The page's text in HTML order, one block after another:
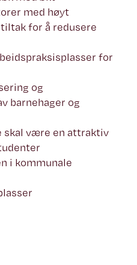
med høyt
for å redusere
for
og
barnehager og
skal være en attraktiv
i kommunale